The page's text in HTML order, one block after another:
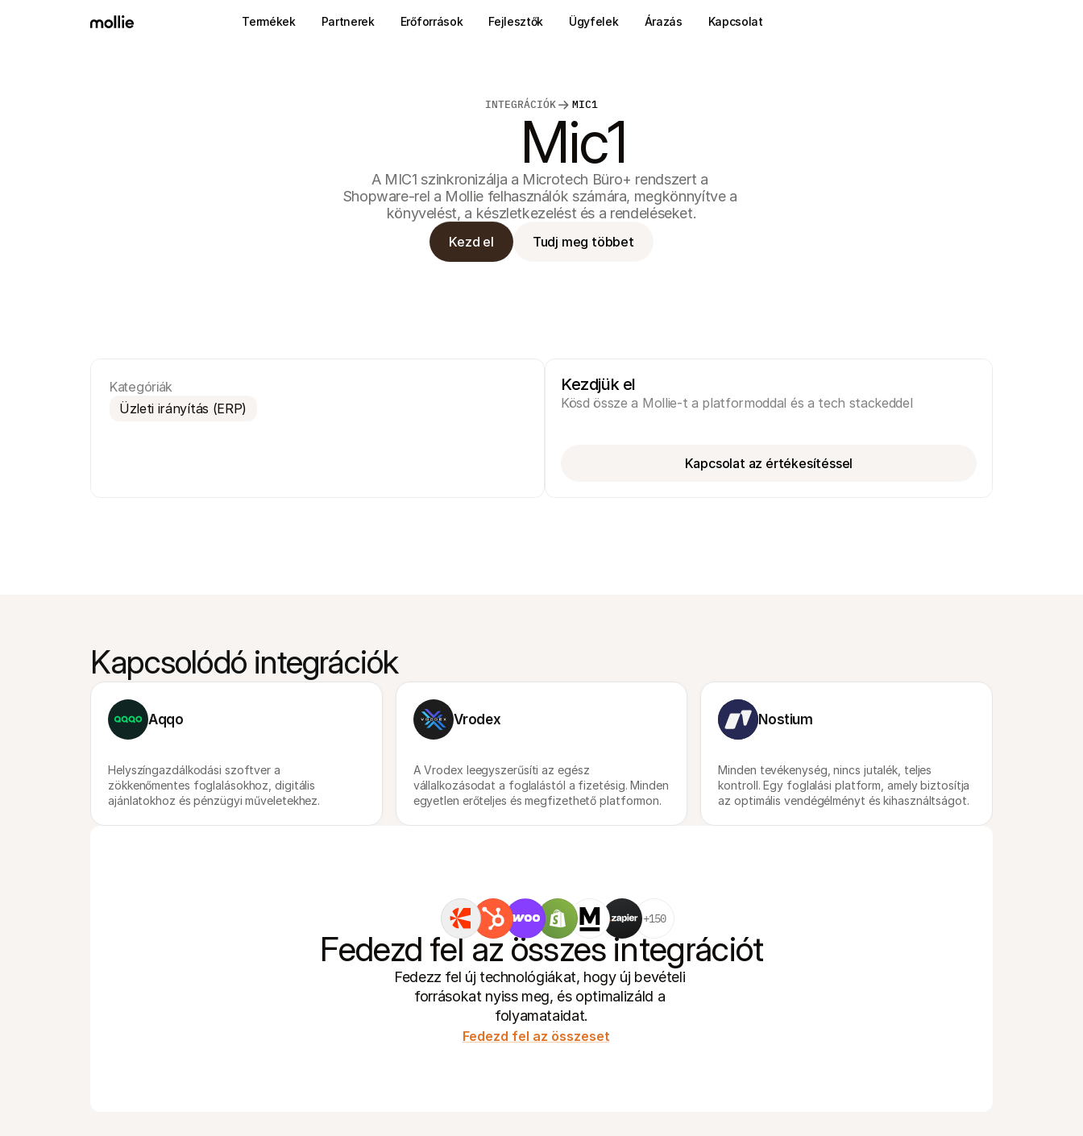
INTEGRÁCIÓK MIC1
Mic1
A MIC1 szinkronizálja a Microtech Büro+ rendszert a
Shopware-rel a Mollie felhasználók számára, megkönnyítve a
könyvelést, a készletkezelést és a rendeléseket.
Kezd el Tudj meg többet
Kategóriák
Üzleti irányítás (ERP)
Kezdjük el
Kösd össze a Mollie-t a platformoddal és a tech stackeddel
Kapcsolat az értékesítéssel
Kapcsolódó integrációk
Aqqo
Helyszíngazdálkodási szoftver a
zökkenőmentes foglalásokhoz, digitális
ajánlatokhoz és pénzügyi műveletekhez.
Vrodex
A Vrodex leegyszerűsíti az egész
vállalkozásodat a foglalástól a fizetésig. Minden
egyetlen erőteljes és megfizethető platformon.
Nostium
Minden tevékenység, nincs jutalék, teljes
kontroll. Egy foglalási platform, amely biztosítja
az optimális vendégélményt és kihasználtságot.
+150
Fedezd fel az összes integrációt
Fedezz fel új technológiákat, hogy új bevételi
forrásokat nyiss meg, és optimalizáld a
folyamataidat.
Fedezd fel az összeset
Termékek Partnerek Erőforrások Fejlesztők Ügyfelek Árazás Kapcsolat